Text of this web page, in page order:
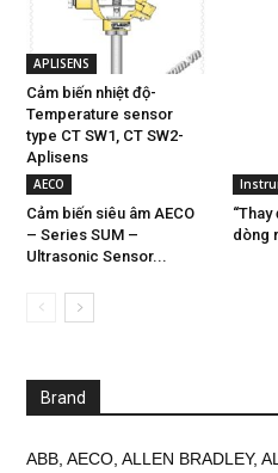
APLISENS
Cảm biến nhiệt độ-
Temperature sensor
type CT SW1, CT SW2-
Aplisens
AECO
Cảm biến siêu âm AECO
– Series SUM –
Ultrasonic Sensor...
dòng
Brand
ABB, AECO, ALLEN BRADLEY,